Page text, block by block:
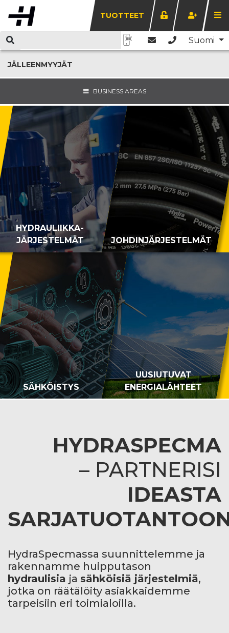
TUOTTEET
Suomi
JÄLLEENMYYJÄT
BUSINESS AREAS
HYDRAULIIKKA-
JÄRJESTELMÄT
JOHDINJÄRJESTELMÄT
SÄHKÖISTYS
UUSIUTUVAT
ENERGIALÄHTEET
HYDRASPECMA
– PARTNERISI
IDEASTA
HydraSpecmassa suunnittelemme ja
rakennamme huipputason
hydraulisia ja sähköisiä järjestelmiä,
jotka on räätälöity asiakkaidemme
tarpeisiin eri toimialoilla.